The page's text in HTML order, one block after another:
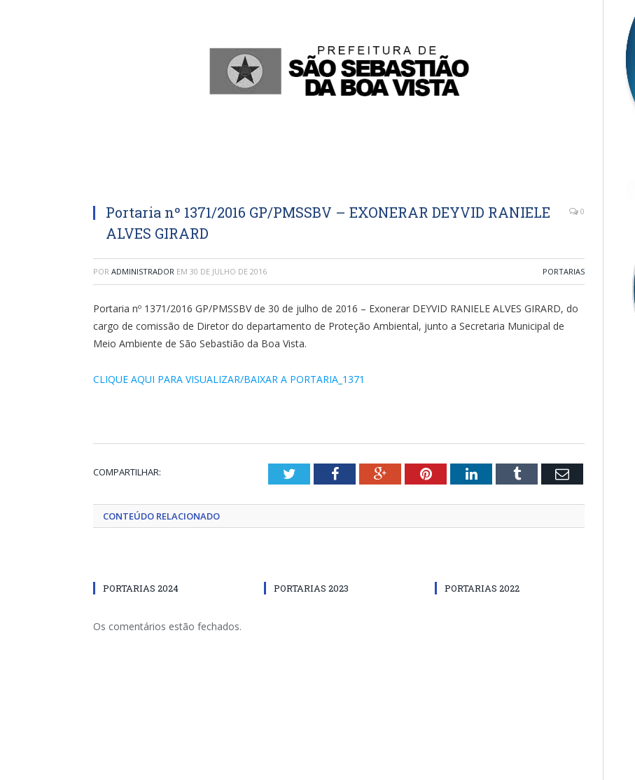
Portaria nº 1371/2016 GP/PMSSBV – EXONERAR DEYVID RANIELE
ALVES GIRARD
0
POR ADMINISTRADOR EM 30 DE JULHO DE 2016 PORTARIAS
Portaria nº 1371/2016 GP/PMSSBV de 30 de julho de 2016 – Exonerar DEYVID RANIELE ALVES GIRARD, do
cargo de comissão de Diretor do departamento de Proteção Ambiental, junto a Secretaria Municipal de
Meio Ambiente de São Sebastião da Boa Vista.
CLIQUE AQUI PARA VISUALIZAR/BAIXAR A PORTARIA_1371
COMPARTILHAR: TwitterFacebookGoogle+PinterestLinkedInTumblr Email
CONTEÚDO RELACIONADO
PORTARIAS 2024 PORTARIAS 2023 PORTARIAS 2022
Os comentários estão fechados.